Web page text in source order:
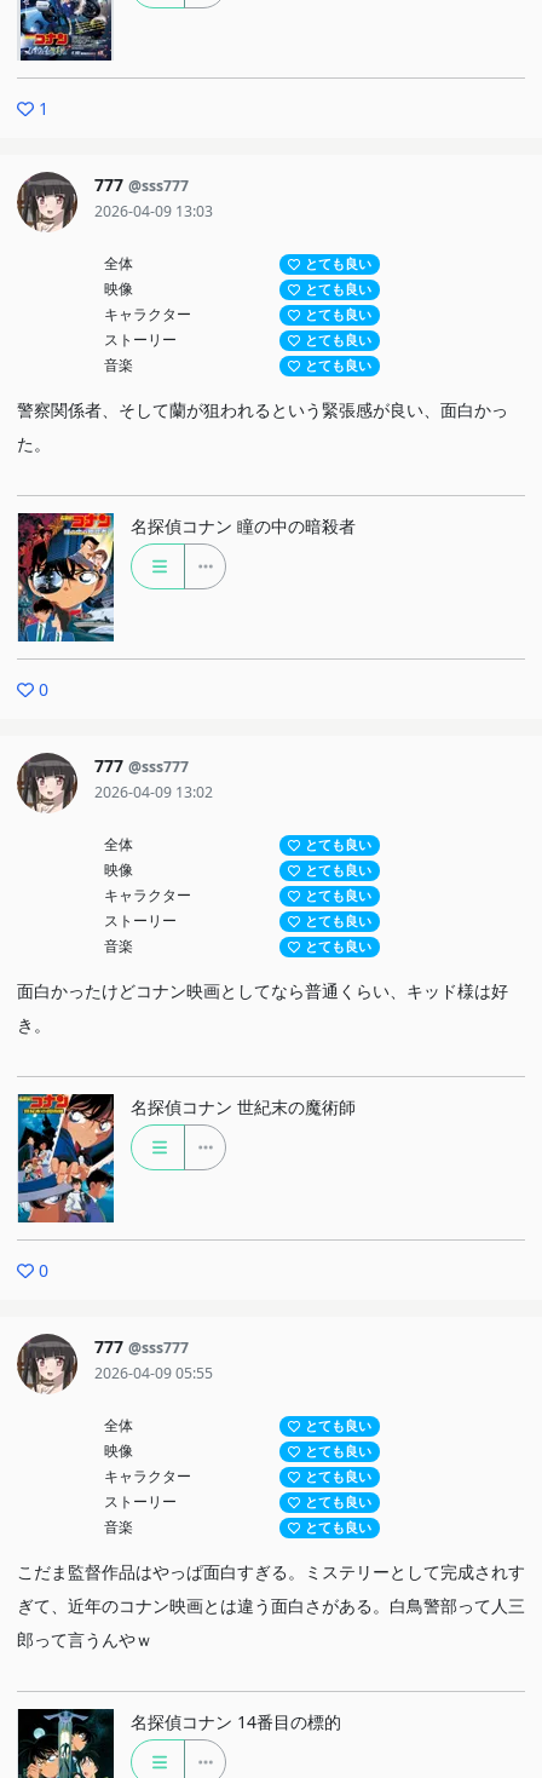
1
777 @sss777
2026-04-09 13:03
全体 とても良い
映像 とても良い
キャラクター とても良い
ストーリー とても良い
音楽 とても良い
警察関係者、そして蘭が狙われるという緊張感が良い、面白かっ
た。
名探偵コナン 瞳の中の暗殺者
0
777 @sss777
2026-04-09 13:02
全体 とても良い
映像 とても良い
キャラクター とても良い
ストーリー とても良い
音楽 とても良い
面白かったけどコナン映画としてなら普通くらい、キッド様は好
き。
名探偵コナン 世紀末の魔術師
0
777 @sss777
2026-04-09 05:55
全体 とても良い
映像 とても良い
キャラクター とても良い
ストーリー とても良い
音楽 とても良い
こだま監督作品はやっぱ面白すぎる。ミステリーとして完成されす
ぎて、近年のコナン映画とは違う面白さがある。白鳥警部って人三
郎って言うんやｗ
名探偵コナン 14番目の標的